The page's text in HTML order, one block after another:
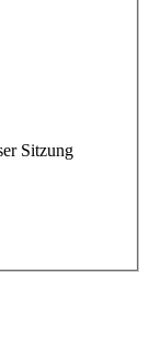
Sitzung